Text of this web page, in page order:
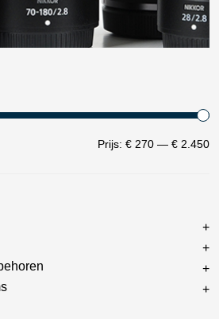
Prijs: € 270 — € 2.450